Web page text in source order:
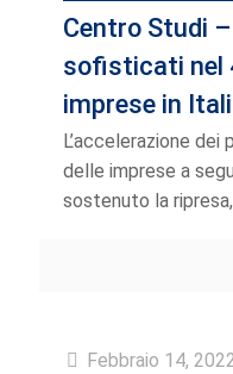
Centro Studi
sofisticati nel
imprese in
L’accelerazione
delle imprese a
sostenuto la ripresa,
Febbraio 14,